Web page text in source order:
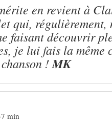
en revient à
qui, régulièrement,
faisant découvrir
je lui fais la même
!MK
min